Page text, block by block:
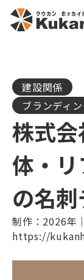
建設関係
ブランディ
株式
体・
の名
制作：2026年｜
https://